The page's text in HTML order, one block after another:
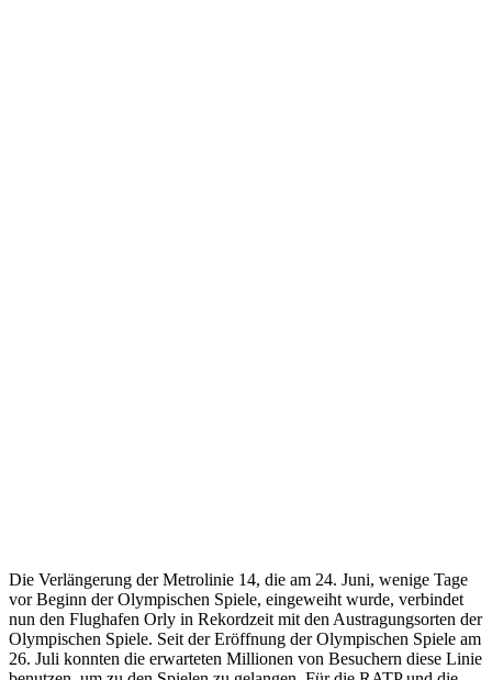
Die Verlängerung der Metrolinie 14, die am 24. Juni, wenige Tage
vor Beginn der Olympischen Spiele, eingeweiht wurde, verbindet
nun den Flughafen Orly in Rekordzeit mit den Austragungsorten der
Olympischen Spiele. Seit der Eröffnung der Olympischen Spiele am
26. Juli konnten die erwarteten Millionen von Besuchern diese Linie